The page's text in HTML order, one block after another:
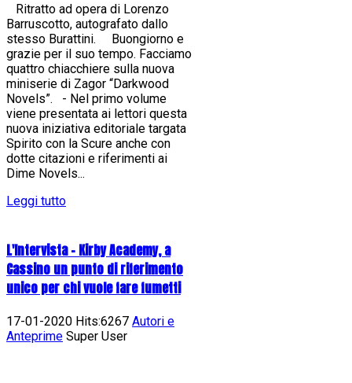
Ritratto ad opera di Lorenzo
Barruscotto, autografato dallo
stesso Burattini. Buongiorno e
grazie per il suo tempo. Facciamo
quattro chiacchiere sulla nuova
miniserie di Zagor “Darkwood
Novels”. - Nel primo volume
viene presentata ai lettori questa
nuova iniziativa editoriale targata
Spirito con la Scure anche con
dotte citazioni e riferimenti ai
Dime Novels...
Leggi tutto
L'Intervista - Kirby Academy, a
Cassino un punto di riferimento
unico per chi vuole fare fumetti
17-01-2020 Hits:6267 Autori e
Anteprime Super User